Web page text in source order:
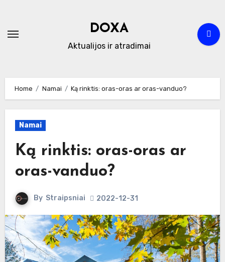
content
DOXA
Aktualijos ir atradimai
Home Namai Ką rinktis: oras-oras ar oras-vanduo?
Namai
Ką rinktis: oras-oras ar
oras-vanduo?
By Straipsniai 2022-12-31